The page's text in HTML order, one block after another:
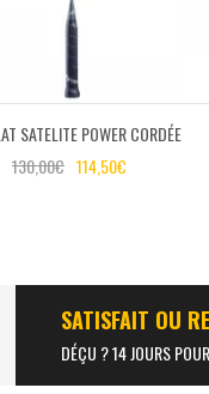
SATELITE POWER CORDÉE
130,00€ 114,50€
SATISFAIT OU
DÉÇU ? 14 JOURS